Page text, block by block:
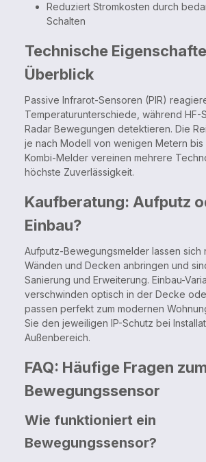
Reduziert Stromkosten durch
Schalten
Technische
Überblick
Passive Infrarot-Sensoren (PIR)
Temperaturunterschiede, während HF-
Radar Bewegungen detektieren. Die
je nach Modell von wenigen Metern bis
Kombi-Melder vereinen mehrere
höchste Zuverlässigkeit.
Kaufberatung: Aufputz
Einbau?
Aufputz-Bewegungsmelder lassen sich
Wänden und Decken anbringen und
Sanierung und Erweiterung. Einbau-
verschwinden optisch in der Decke
passen perfekt zum modernen
Sie den jeweiligen IP-Schutz bei
Außenbereich.
FAQ: Häufige Fragen
Bewegungssensor
Wie funktioniert ein
Bewegungssensor?